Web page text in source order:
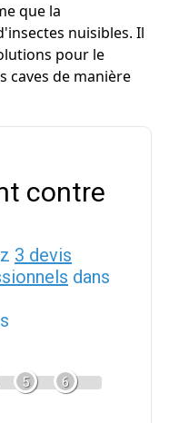
que la
nuisibles. Il
pour le
caves de manière
contre
3 devis
dans
5 6